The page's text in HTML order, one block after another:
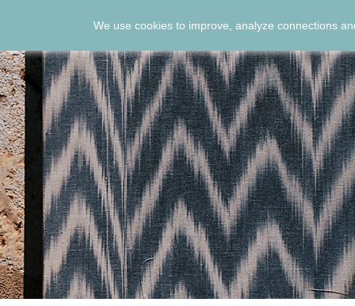
We use cookies to improve, analyze connections